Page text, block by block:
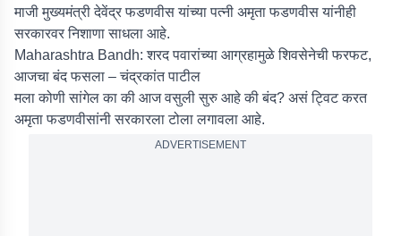
माजी मुख्यमंत्री देवेंद्र फडणवीस यांच्या पत्नी अमृता फडणवीस यांनीही
सरकारवर निशाणा साधला आहे.
Maharashtra Bandh: शरद पवारांच्या आग्रहामुळे शिवसेनेची फरफट,
आजचा बंद फसला – चंद्रकांत पाटील
मला कोणी सांगेल का की आज वसुली सुरु आहे की बंद? असं ट्विट करत
अमृता फडणवीसांनी सरकारला टोला लगावला आहे.
ADVERTISEMENT